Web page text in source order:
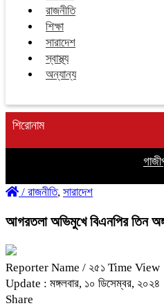
রাজনীতি
শিক্ষা
সারাদেশ
স্বাস্থ্য
অন্যান্য
শিরোনাম
/ রাজনীতি, সারাদেশ
আগরতলা অভিমুখে বিএনপির তিন
Reporter Name / ২৫১ Time View
Update : মঙ্গলবার, ১০ ডিসেম্বর, ২০২৪
Share